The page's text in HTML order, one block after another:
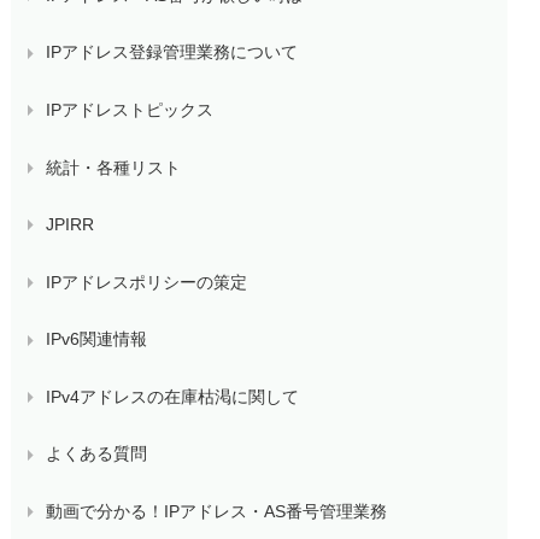
IPアドレス登録管理業務について
IPアドレストピックス
統計・各種リスト
JPIRR
IPアドレスポリシーの策定
IPv6関連情報
IPv4アドレスの在庫枯渇に関して
よくある質問
動画で分かる！IPアドレス・AS番号管理業務